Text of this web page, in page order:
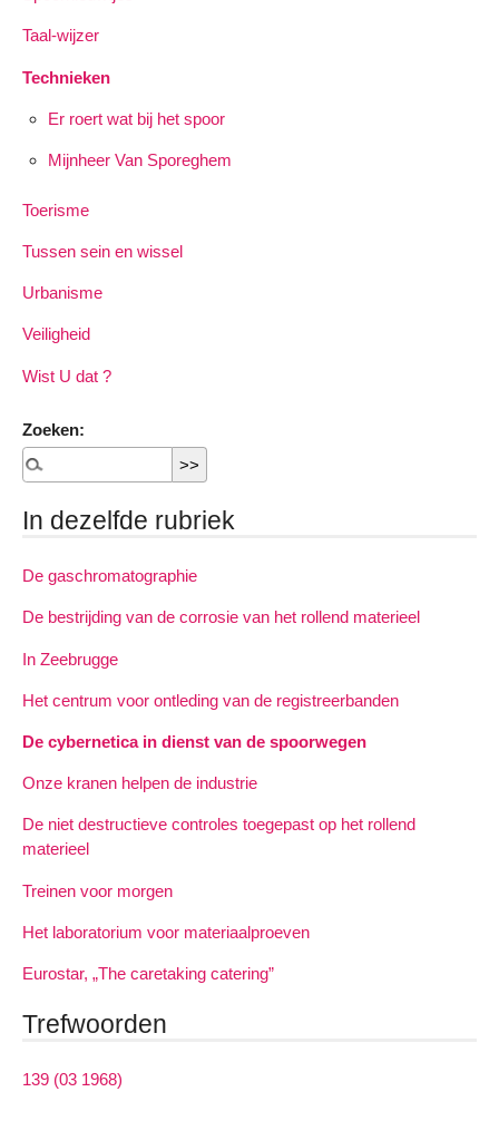
Taal-wijzer
Technieken
Er roert wat bij het spoor
Mijnheer Van Sporeghem
Toerisme
Tussen sein en wissel
Urbanisme
Veiligheid
Wist U dat ?
Zoeken:
In dezelfde rubriek
De gaschromatographie
De bestrijding van de corrosie van het rollend materieel
In Zeebrugge
Het centrum voor ontleding van de registreerbanden
De cybernetica in dienst van de spoorwegen
Onze kranen helpen de industrie
De niet destructieve controles toegepast op het rollend
materieel
Treinen voor morgen
Het laboratorium voor materiaalproeven
Eurostar, „The caretaking catering”
Trefwoorden
139 (03 1968)